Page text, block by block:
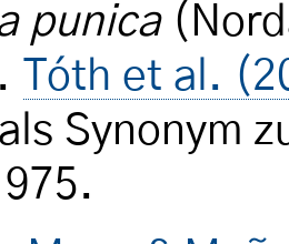
punica
Tóth et al.
Synonym